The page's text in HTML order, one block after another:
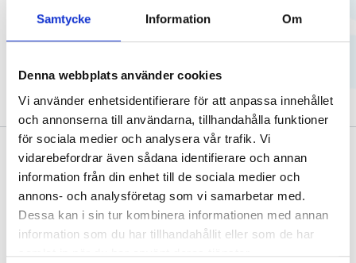
Samtycke Information Om
Denna webbplats använder cookies
Vi använder enhetsidentifierare för att anpassa innehållet
och annonserna till användarna, tillhandahålla funktioner
för sociala medier och analysera vår trafik. Vi
vidarebefordrar även sådana identifierare och annan
information från din enhet till de sociala medier och
annons- och analysföretag som vi samarbetar med.
Dessa kan i sin tur kombinera informationen med annan
information som du har tillhandahållit eller som de har
samlat in när du har använt deras tjänster.
Sanja Gavric
Samtliga kliniker är kvalitetscertifierade enligt ISO